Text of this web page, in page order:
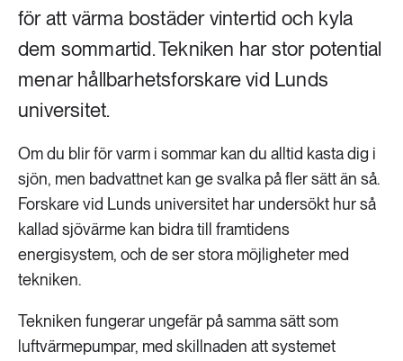
för att värma bostäder vintertid och kyla
dem sommartid. Tekniken har stor potential
menar hållbarhetsforskare vid Lunds
universitet.
Om du blir för varm i sommar kan du alltid kasta dig i
sjön, men badvattnet kan ge svalka på fler sätt än så.
Forskare vid Lunds universitet har undersökt hur så
kallad sjövärme kan bidra till framtidens
energisystem, och de ser stora möjligheter med
tekniken.
Tekniken fungerar ungefär på samma sätt som
luftvärmepumpar, med skillnaden att systemet